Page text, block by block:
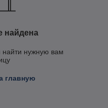
найдена
нужную вам
главную